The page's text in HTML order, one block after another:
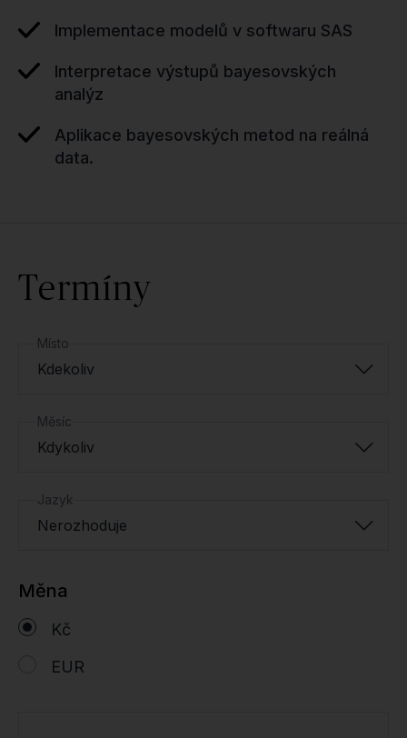
Implementace modelů v softwaru SAS
Interpretace výstupů bayesovských
analýz
Aplikace bayesovských metod na reálná
data.
Termíny
Místo
Kdekoliv
Měsíc
Kdykoliv
Jazyk
Nerozhoduje
Měna
Kč
EUR